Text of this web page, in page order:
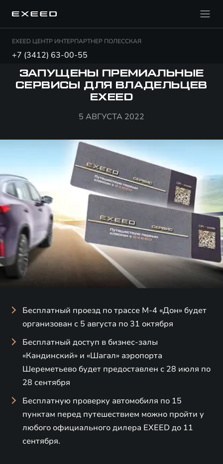
EXEED ЦЕНТР ИНТЕРПАРТНЕР ПОЛЕССКАЯ
+7 (3412) 63-00-55
ЗАПУЩЕНЫ ПРЕМИАЛЬНЫЕ
СЕРВИСЫ ДЛЯ ВЛАДЕЛЬЦЕВ
EXEED
5 АВГУСТА 2022
Бесплатный проезд по трассе М-4 «Дон» будет
организован с 5 августа по 31 октября
Бесплатный доступ в бизнес-залы
«Кандинский» и «Шагал» аэропорта
Шереметьево будет предоставлен с 28 июля по
28 сентября
Бесплатную проверку автомобиля по 15
пунктам перед путешествием можно пройти у
любого официального дилера EXEED до 11
сентября.